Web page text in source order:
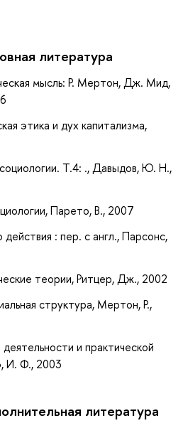
литература
мысль: Р. Мертон, Дж. Мид,
этика и дух капитализма,
Т.4: ., Давыдов, Ю. Н.,
Парето, В., 2007
: пер. с англ., Парсонс,
теории, Ритцер, Дж., 2002
структура, Мертон, Р.,
и практической
И. Ф., 2003
литература